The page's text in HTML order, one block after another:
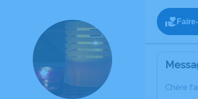
Chère